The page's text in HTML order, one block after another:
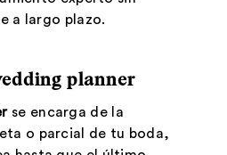
a largo plazo.
planner
se encarga de la
o parcial de tu boda,